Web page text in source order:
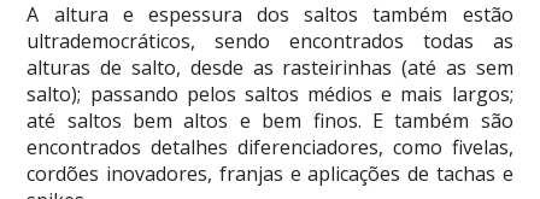
A altura e espessura dos saltos também estão
ultrademocráticos, sendo encontrados todas as
alturas de salto, desde as rasteirinhas (até as sem
salto); passando pelos saltos médios e mais largos;
até saltos bem altos e bem finos. E também são
encontrados detalhes diferenciadores, como fivelas,
cordões inovadores, franjas e aplicações de tachas e